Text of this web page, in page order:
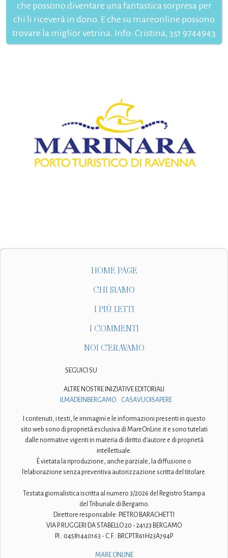
che possono diventare una fantastica sorpresa per
chi li riceverà in dono. E che su mareonline possono
trovare la miglior vetrina. Info: Cristina, 351 9744943
HOME PAGE
CHI SIAMO
I PIÙ LETTI
I COMMENTI
NOI C'ERAVAMO
SEGUICI SU
ALTRE NOSTRE INIZIATIVE EDITORIALI
ILMADEINBERGAMO
CASAVUOISAPERE
I contenuti, i testi, le immagini e le informazioni presenti in questo
sito web sono di proprietà esclusiva di MareOnLine.it e sono tutelati
dalle normative vigenti in materia di diritto d'autore e di proprietà
intellettuale.
È vietata la riproduzione, anche parziale, la diffusione o
l'elaborazione senza preventiva autorizzazione scritta del titolare.
Testata giornalistica iscritta al numero 3/2026 del Registro Stampa
del Tribunale di Bergamo.
Direttore responsabile: PIETRO BARACHETTI
VIA P. RUGGERI DA STABELLO 20 - 24123 BERGAMO
P.I.: 04581440163 - C.F.: BRCPTR61H23A794P
MARE ONLINE